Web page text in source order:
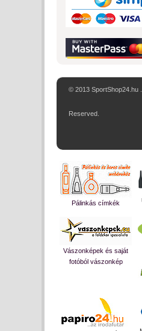
© 2013 SportShop24.hu
Reserved.
Pálinkás címkék
Vászonképek és saját
fotóból vászonkép